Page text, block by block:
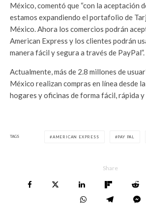
México, comentó que “con la aceptación
estamos expandiendo el portafolio de
México. Ahora los comercios podrán
American Express y los clientes podrán
manera fácil y segura a través de PayPal”.
Actualmente, más de 2.8 millones de
México realizan compras en línea desde
hogares y oficinas de forma fácil, rápida y
TAGS AMERICAN EXPRESS PAY PAL
Share